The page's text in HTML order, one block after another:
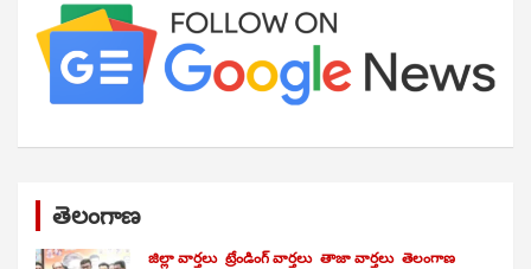
తెలంగాణ
జిల్లా వార్తలు ట్రేండింగ్ వార్తలు తాజా వార్తలు తెలంగాణ